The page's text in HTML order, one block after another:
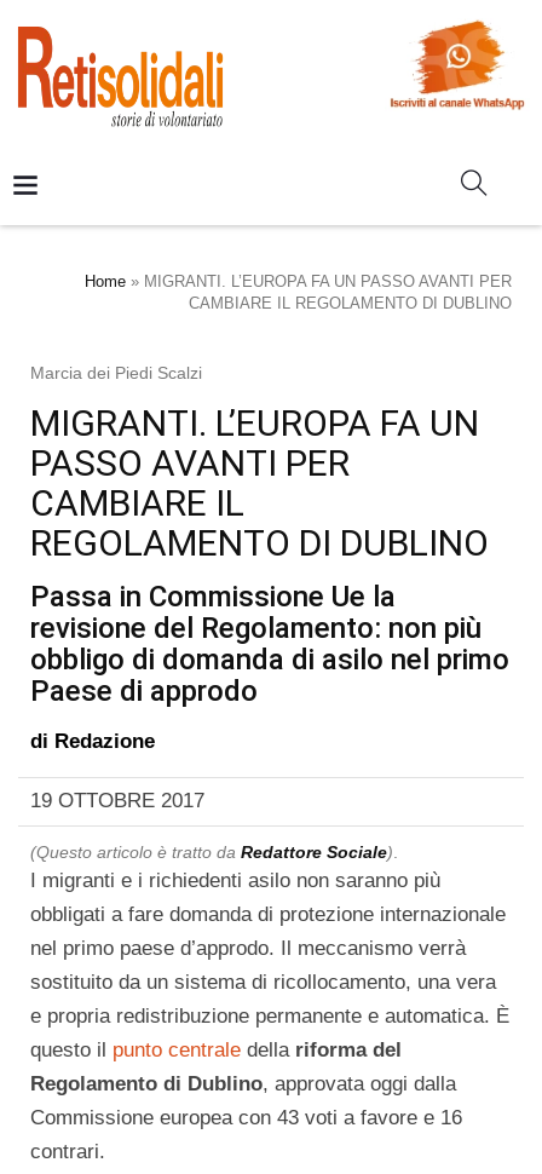
Home » MIGRANTI. L’EUROPA FA UN PASSO AVANTI PER
CAMBIARE IL REGOLAMENTO DI DUBLINO
Marcia dei Piedi Scalzi
MIGRANTI. L’EUROPA FA UN
PASSO AVANTI PER
CAMBIARE IL
REGOLAMENTO DI DUBLINO
Passa in Commissione Ue la
revisione del Regolamento: non più
obbligo di domanda di asilo nel primo
Paese di approdo
di Redazione
19 OTTOBRE 2017
(Questo articolo è tratto da Redattore Sociale)
I migranti e i richiedenti asilo non saranno più
obbligati a fare domanda di protezione internazionale
nel primo paese d’approdo. Il meccanismo verrà
sostituito da un sistema di ricollocamento, una vera
e propria redistribuzione permanente e automatica. È
questo il punto centrale dellariforma del
Regolamento di Dublino, approvata oggi dalla
Commissione europea con 43 voti a favore e 16
contrari.